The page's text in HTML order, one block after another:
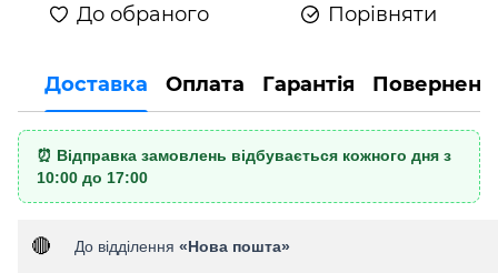
До обраного Порівняти
Доставка Оплата Гарантія
⏰ Відправка замовлень відбувається кожного дня з
10:00 до 17:00
🔴 До відділення «Нова пошта»